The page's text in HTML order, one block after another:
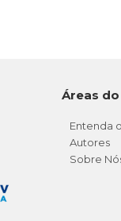
Áreas
Entenda
Autores
Sobre